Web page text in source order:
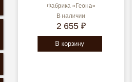
Фабрика «Геона»
В наличии
2 655 ₽
В корзину